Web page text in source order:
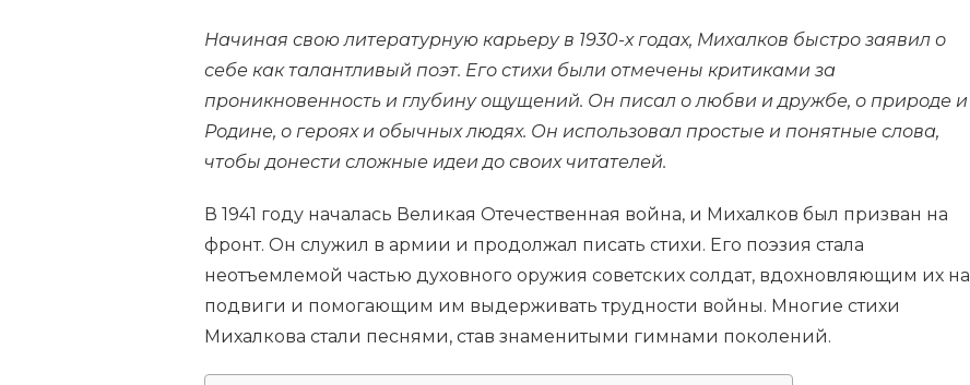
Начиная свою литературную карьеру в 1930-х годах, Михалков быстро заявил о
себе как талантливый поэт. Его стихи были отмечены критиками за
проникновенность и глубину ощущений. Он писал о любви и дружбе, о природе и
Родине, о героях и обычных людях. Он использовал простые и понятные слова,
чтобы донести сложные идеи до своих читателей.
В 1941 году началась Великая Отечественная война, и Михалков был призван на
фронт. Он служил в армии и продолжал писать стихи. Его поэзия стала
неотъемлемой частью духовного оружия советских солдат, вдохновляющим их на
подвиги и помогающим им выдерживать трудности войны. Многие стихи
Михалкова стали песнями, став знаменитыми гимнами поколений.